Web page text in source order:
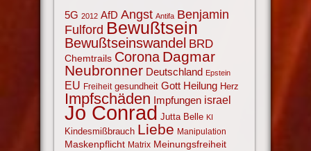
5G 2012 AfD Angst Antifa Benjamin
Fulford Bewußtsein
Bewußtseinswandel BRD
Chemtrails Corona Dagmar
Neubronner Deutschland Epstein
EU Freiheit gesundheit Gott Heilung Herz
Impfschäden Impfungen israel
Jo Conrad Jutta Belle KI
Kindesmißbrauch Liebe Manipulation
Maskenpflicht Matrix Meinungsfreiheit